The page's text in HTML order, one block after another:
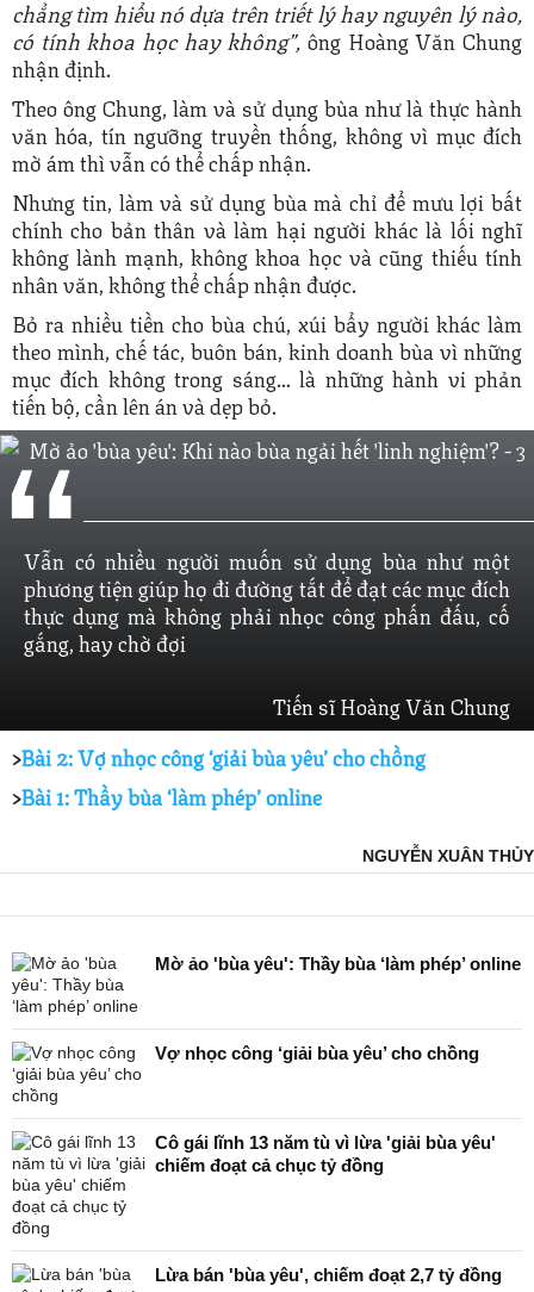
chẳng tìm hiểu nó dựa trên triết lý hay nguyên lý nào,
có tính khoa học hay không”, ông Hoàng Văn Chung
nhận định.
Theo ông Chung, làm và sử dụng bùa như là thực hành
văn hóa, tín ngưỡng truyền thống, không vì mục đích
mờ ám thì vẫn có thể chấp nhận.
Nhưng tin, làm và sử dụng bùa mà chỉ để mưu lợi bất
chính cho bản thân và làm hại người khác là lối nghĩ
không lành mạnh, không khoa học và cũng thiếu tính
nhân văn, không thể chấp nhận được.
Bỏ ra nhiều tiền cho bùa chú, xúi bẩy người khác làm
theo mình, chế tác, buôn bán, kinh doanh bùa vì những
mục đích không trong sáng… là những hành vi phản
tiến bộ, cần lên án và dẹp bỏ.
Vẫn có nhiều người muốn sử dụng bùa như một
phương tiện giúp họ đi đường tắt để đạt các mục đích
thực dụng mà không phải nhọc công phấn đấu, cố
gắng, hay chờ đợi
Tiến sĩ Hoàng Văn Chung
>Bài 2: Vợ nhọc công ‘giải bùa yêu’ cho chồng
>Bài 1: Thầy bùa ‘làm phép’ online
NGUYỄN XUÂN THỦY
Mờ ảo 'bùa yêu': Thầy bùa ‘làm phép’ online
Vợ nhọc công ‘giải bùa yêu’ cho chồng
Cô gái lĩnh 13 năm tù vì lừa 'giải bùa yêu'
chiếm đoạt cả chục tỷ đồng
Lừa bán 'bùa yêu', chiếm đoạt 2,7 tỷ đồng